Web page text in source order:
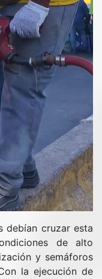
debían cruzar esta
de alto
y semáforos
la ejecución de